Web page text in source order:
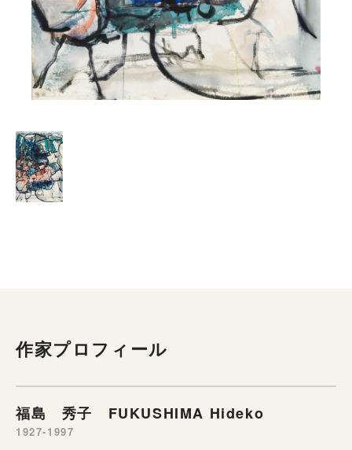
作家プロフィール
福島 秀子 FUKUSHIMA Hideko
1927-1997